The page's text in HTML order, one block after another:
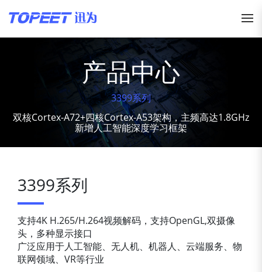
产品中心
3399系列
双核Cortex-A72+四核Cortex-A53架构，主频高达1.8GHz
新增人工智能深度学习框架
3399系列
支持4K H.265/H.264视频解码，支持OpenGL,双摄像
头，多种显示接口
广泛应用于人工智能、无人机、机器人、云端服务、物
联网领域、VR等行业